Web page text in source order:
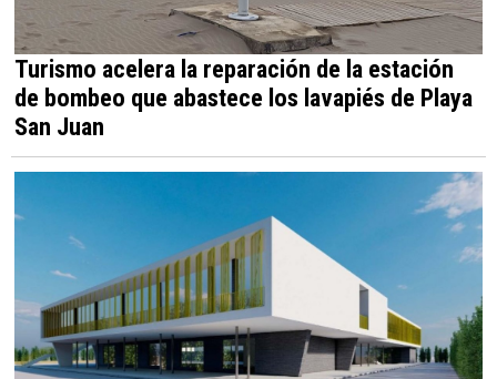
Turismo acelera la reparación de la estación
de bombeo que abastece los lavapiés de Playa
San Juan